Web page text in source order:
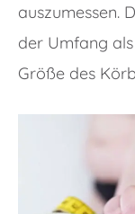
auszumessen.
der Umfang
Größe des